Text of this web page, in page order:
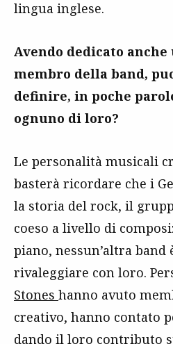
lingua inglese.
Avendo dedicato
membro della band,
definire, in poche
ognuno di loro?
Le personalità musicali
basterà ricordare che i
la storia del rock, il
coeso a livello di
piano, nessun’altra band
rivaleggiare con loro.
Stones hanno avuto
creativo, hanno contato
dando il loro contributo